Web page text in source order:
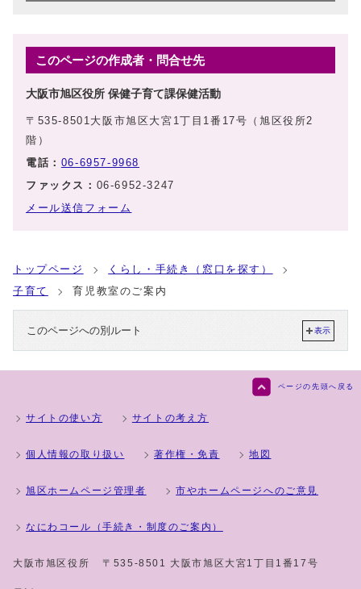
このページの作成者・問合せ先
大阪市旭区役所 保健子育て課保健活動
〒535-8501大阪市旭区大宮1丁目1番17号（旭区役所2
階）
電話： 06-6957-9968
ファックス： 06-6952-3247
メール送信フォーム
トップページ
くらし・手続き（窓口を探す）
子育て
育児教室のご案内
このページへの別ルート 表示
ページの先頭へ戻る
サイトの使い方 サイトの考え方
個人情報の取り扱い 著作権・免責 地図
旭区ホームページ管理者 市やホームページへのご意見
なにわコール（手続き・制度のご案内）
大阪市旭区役所 〒535-8501 大阪市旭区大宮1丁目1番17号